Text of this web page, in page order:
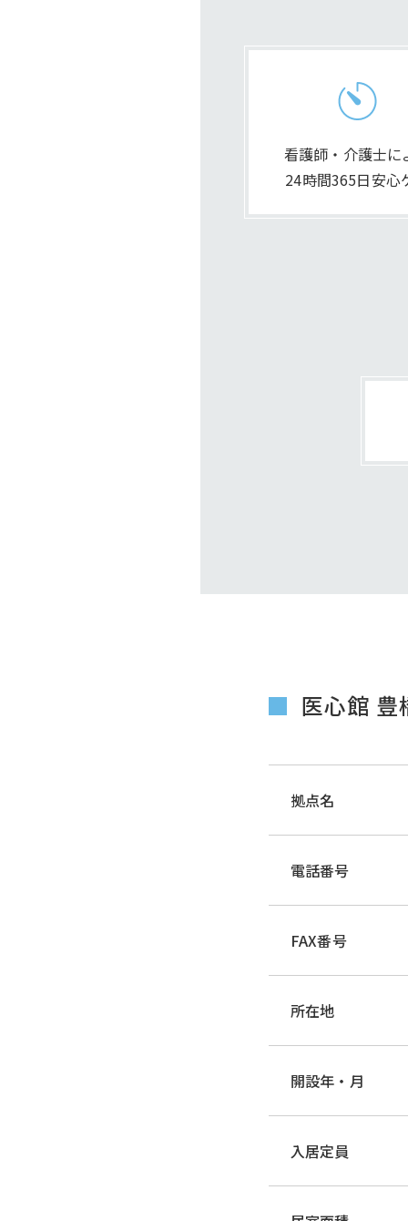
看護師・介護士に
24時間365日安心
医心館 豊
拠点名
電話番号
FAX番号
所在地
開設年・月
入居定員